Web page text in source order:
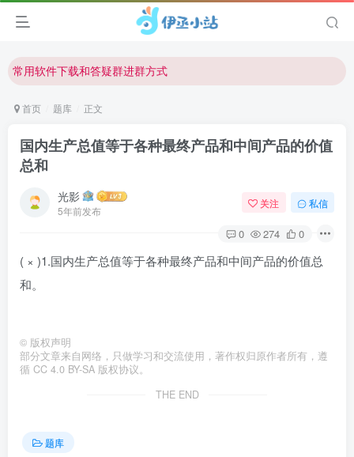
欢迎反馈网站中存在的问题和建议！
常用软件下载和答疑群进群方式
欢迎访问伊丞小站！
首页 题库 正文
国内生产总值等于各种最终产品和中间产品的价值
总和
光影
5年前发布
关注 私信
0 274 0
( × )1.国内生产总值等于各种最终产品和中间产品的价值总
和。
© 版权声明
部分文章来自网络，只做学习和交流使用，著作权归原作者所有，遵
循 CC 4.0 BY-SA 版权协议。
THE END
题库